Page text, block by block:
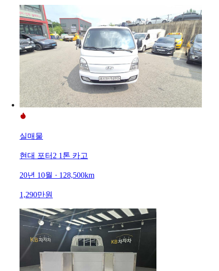
실매물
현대 포터2 1톤 카고
20년 10월 · 128,500km
1,290만원